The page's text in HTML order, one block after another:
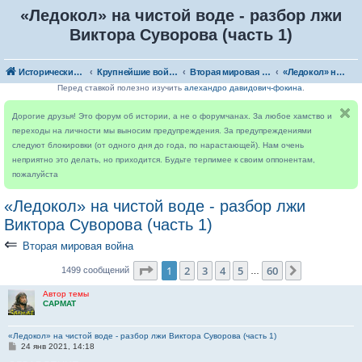
«Ледокол» на чистой воде - разбор лжи
Виктора Суворова (часть 1)
Исторический форум Крупнейшие войны Вторая мировая война «Ледокол» на чистой воде - разбор лжи Виктора Суворова (часть 1)
Перед ставкой полезно изучить алехандро давидович-фокина
Дорогие друзья! Это форум об истории, а не о форумчанах. За любое хамство и
переходы на личности мы выносим предупреждения. За предупреждениями
следуют блокировки (от одного дня до года, по нарастающей). Нам очень
неприятно это делать, но приходится. Будьте терпимее к своим оппонентам,
пожалуйста
«Ледокол» на чистой воде - разбор лжи
Виктора Суворова (часть 1)
⇐ Вторая мировая война
1499 сообщений Страница из 60
1 2 3 4 5 60
Автор темы
CAPMAT
«Ледокол» на чистой воде - разбор лжи Виктора Суворова (часть 1)
С24 янв 2021, 14:18